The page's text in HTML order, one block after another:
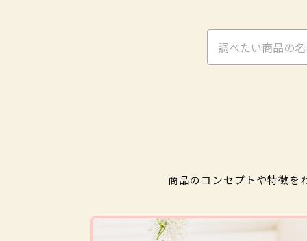
商品のコンセプトや特徴を